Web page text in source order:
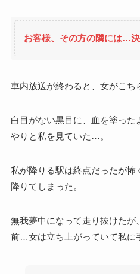
お客様、その方の隣には…
車内放送が終わると、女がこち
白目がない黒目に、血を塗った
やりと私を見ていた…。
私が降りる駅は終点だったが怖
降りてしまった。
無我夢中になって走り抜けたが
前…女は立ち上がっていて私に